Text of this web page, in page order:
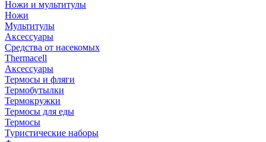
Ножи и мультитулы
Ножи
Мультитулы
Аксессуары
Средства от насекомых
Thermacell
Аксессуары
Термосы и фляги
Термобутылки
Термокружки
Термосы для еды
Термосы
Туристические наборы